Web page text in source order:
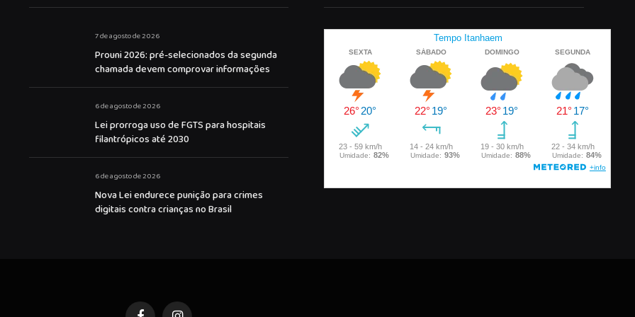
7 de agosto de 2026
Prouni 2026: pré-selecionados da segunda
chamada devem comprovar informações
6 de agosto de 2026
Lei prorroga uso de FGTS para hospitais
filantrópicos até 2030
6 de agosto de 2026
Nova Lei endurece punição para crimes
digitais contra crianças no Brasil